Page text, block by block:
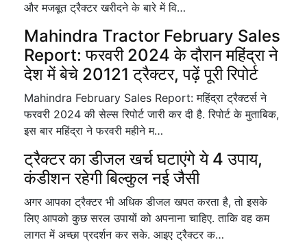
और मजबूत ट्रैक्टर खरीदने के बारे में वि…
Mahindra Tractor February Sales
Report: फरवरी 2024 के दौरान महिंद्रा ने
देश में बेचे 20121 ट्रैक्टर, पढ़ें पूरी रिपोर्ट
Mahindra February Sales Report: महिंद्रा ट्रैक्टर्स ने
फरवरी 2024 की सेल्स रिपोर्ट जारी कर दी है. रिपोर्ट के मुताबिक,
इस बार महिंद्रा ने फरवरी महीने म…
ट्रैक्टर का डीजल खर्च घटाएंगे ये 4 उपाय,
कंडीशन रहेगी बिल्कुल नई जैसी
अगर आपका ट्रैक्टर भी अधिक डीजल खपत करता है, तो इसके
लिए आपको कुछ सरल उपायों को अपनाना चाहिए. ताकि वह कम
लागत में अच्छा प्रदर्शन कर सके. आइए ट्रैक्टर क…